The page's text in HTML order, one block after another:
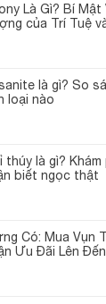
Là Gì? Bí Mật
của Trí Tuệ
là gì? So
loại nào
thúy là gì? Khám
biết ngọc thật
Có: Mua Vụn
Ưu Đãi Lên